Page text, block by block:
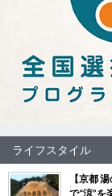
ライフスタイル
【京都
で“涼”を